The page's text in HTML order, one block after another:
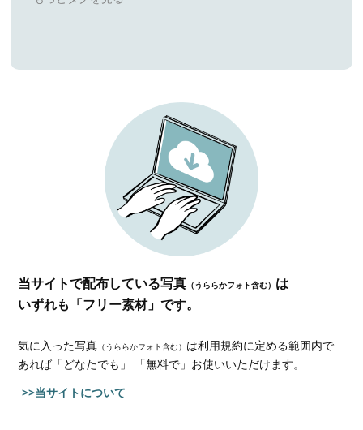
当サイトで配布している写真 （うららかフォト含む） は
いずれも「フリー素材」です。
気に入った写真 （うららかフォト含む） は利用規約に定める範囲内で
あれば「どなたでも」 「無料で」お使いいただけます。
>>当サイトについて